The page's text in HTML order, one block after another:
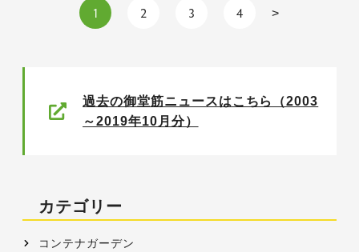
1 2 3 4 >
過去の御堂筋ニュースはこちら（2003
～2019年10月分）
カテゴリー
コンテナガーデン